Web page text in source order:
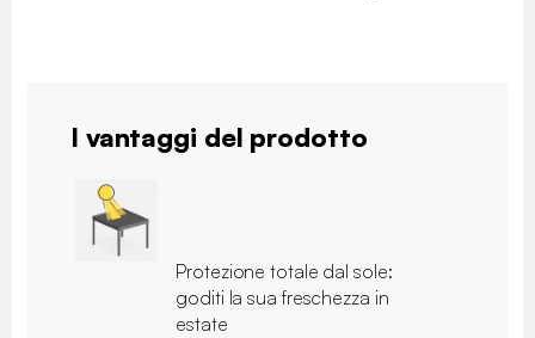
I vantaggi del prodotto
Protezione totale dal sole:
goditi la sua freschezza in
estate